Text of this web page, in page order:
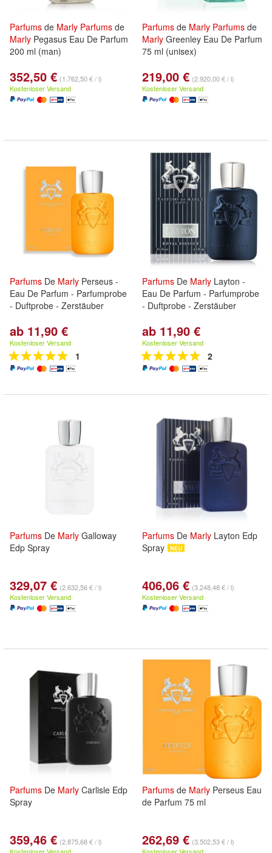
Parfums de Marly Parfums de
Marly Pegasus Eau De Parfum
200 ml (man)
352,50 € (1.762,50 € / l)
Kostenloser Versand
Parfums de Marly Parfums de
Marly Greenley Eau De Parfum
75 ml (unisex)
219,00 € (2.920,00 € / l)
Kostenloser Versand
Parfums De Marly Perseus -
Eau De Parfum - Parfumprobe
- Duftprobe - Zerstäuber
ab 11,90 €
Kostenloser Versand
1
Parfums De Marly Layton -
Eau De Parfum - Parfumprobe
- Duftprobe - Zerstäuber
ab 11,90 €
Kostenloser Versand
2
Parfums De Marly Galloway
Edp Spray
329,07 € (2.632,56 € / l)
Kostenloser Versand
Parfums De Marly Layton Edp
Spray
406,06 € (3.248,48 € / l)
Kostenloser Versand
Parfums De Marly Carlisle Edp
Spray
359,46 € (2.875,68 € / l)
Parfums de Marly Perseus Eau
de Parfum 75 ml
262,69 € (3.502,53 € / l)